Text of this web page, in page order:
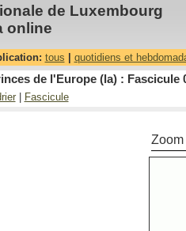
de Luxembourg
online
tous quotidiens et
de l'Europe (la) : Fascicule
| Fascicule
Zoom